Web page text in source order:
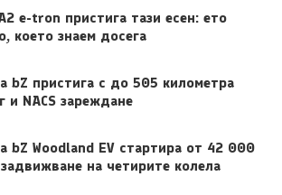
e-tron пристига тази есен: ето
което знаем досега
bZ пристига с до 505 километра
и NACS зареждане
bZ Woodland EV стартира от 42 000
на четирите колела